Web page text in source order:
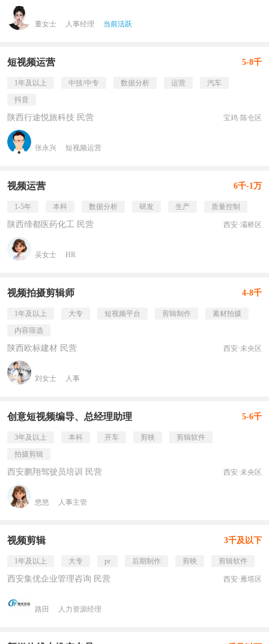
董女士 人事经理 当前活跃
短视频运营 5-8千
1年及以上 中技/中专 数据分析 运营
汽车
抖音
陕西行途悦旅科技 民营 宝鸡·陈仓区
张永兴 短视频运营
视频运营 6千-1万
1-5年 本科 数据分析 研发 生产 质量控制
陕西缔都医药化工 民营 西安·灞桥区
吴女士 HR
视频拍摄剪辑师 4-8千
1年及以上 大专 短视频平台 剪辑制作
素材拍摄
内容筛选
陕西欧标建材 民营 西安·未央区
刘女士 人事
创意短视频编导、总经理助理 5-6千
3年及以上 本科 开车 剪映
剪辑软件
拍摄剪辑
西安鹏翔驾驶员培训 民营 西安·未央区
悠悠 人事主管
视频剪辑 3千及以下
1年及以上 大专 pr 后期制作 剪映 剪辑软件
西安集优企业管理咨询 民营 西安·雁塔区
路田 人力资源经理